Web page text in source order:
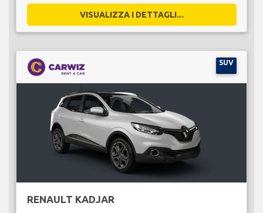
VISUALIZZA I DETTAGLI...
SUV
RENAULT KADJAR